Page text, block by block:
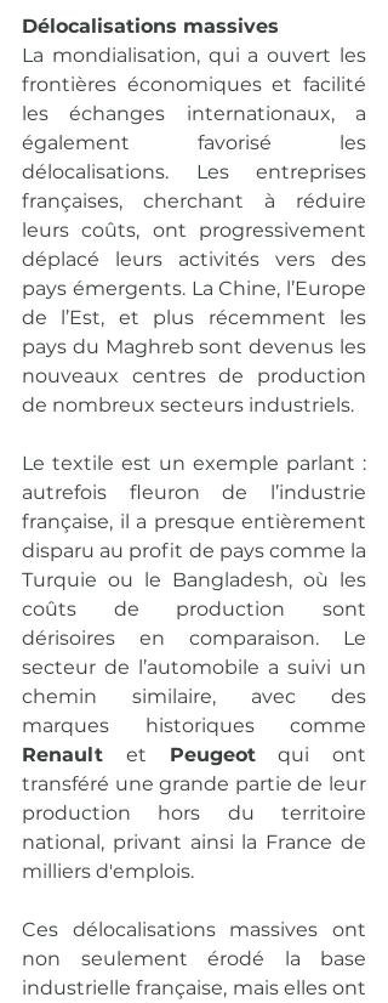
Délocalisations massives
La mondialisation, qui a ouvert les
frontières économiques et facilité
les échanges internationaux, a
également favorisé les
délocalisations. Les entreprises
françaises, cherchant à réduire
leurs coûts, ont progressivement
déplacé leurs activités vers des
pays émergents. La Chine, l’Europe
de l’Est, et plus récemment les
pays du Maghreb sont devenus les
nouveaux centres de production
de nombreux secteurs industriels.
Le textile est un exemple parlant :
autrefois fleuron de l’industrie
française, il a presque entièrement
disparu au profit de pays comme la
Turquie ou le Bangladesh, où les
coûts de production sont
dérisoires en comparaison. Le
secteur de l’automobile a suivi un
chemin similaire, avec des
Renault et Peugeot qui ont
transféré une grande partie de leur
production hors du territoire
national, privant ainsi la France de
milliers d'emplois.
Ces délocalisations massives ont
non seulement érodé la base
industrielle française, mais elles ont